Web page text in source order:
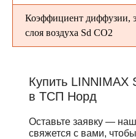
Коэффициент диффузии,
слоя воздуха Sd СО2
Оставьте заявку —
свяжется с вами,
Купить LINNIMAX
в ТСП Норд